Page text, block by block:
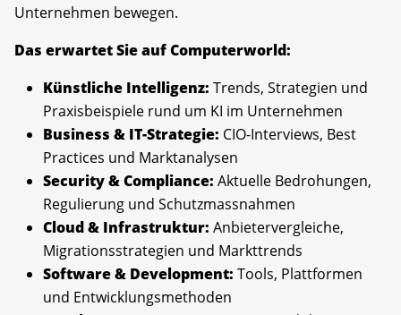
Unternehmen bewegen.
Das erwartet Sie auf Computerworld:
Künstliche Intelligenz: Trends, Strategien und
Praxisbeispiele rund um KI im Unternehmen
Business & IT-Strategie: CIO-Interviews, Best
Practices und Marktanalysen
Security & Compliance: Aktuelle Bedrohungen,
Regulierung und Schutzmassnahmen
Cloud & Infrastruktur: Anbietervergleiche,
Migrationsstrategien und Markttrends
Software & Development: Tools, Plattformen
und Entwicklungsmethoden